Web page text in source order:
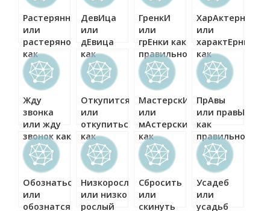
Растерянно
или
растеряно
как
правильно?
ДевИца
или
дЕвица
как
правильно?
ГренкИ
или
грЕнки как
правильно?
ХарАктерный
или
характЕрный
как
правильно?
Жду
звонка
или жду
звонок как
правильно?
Откупится
или
откупиться
как
правильно?
МастерскИ
или
мАстерски
как
правильно?
ПрАвы
или правЫ
как
правильно?
Обознаться
или
обознатся
Низкорослый
или низко
рослый
Сбросить
или
скинуть
Усадеб
или
усадьб